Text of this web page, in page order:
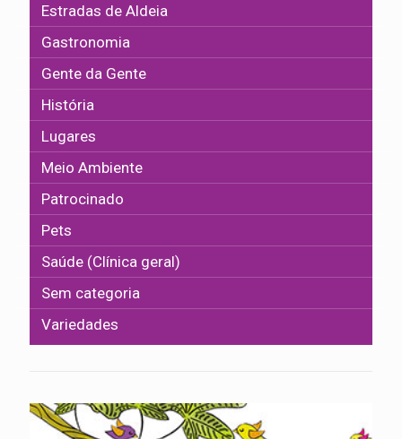
Estradas de Aldeia
Gastronomia
Gente da Gente
História
Lugares
Meio Ambiente
Patrocinado
Pets
Saúde (Clínica geral)
Sem categoria
Variedades